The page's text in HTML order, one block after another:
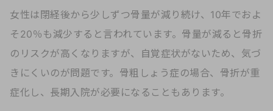
女性は閉経後から少しずつ骨量が減り続け、10年でおよ
そ20％も減少すると言われています。骨量が減ると骨折
のリスクが高くなりますが、自覚症状がないため、気づ
きにくいのが問題です。骨粗しょう症の場合、骨折が重
症化し、長期入院が必要になることもあります。